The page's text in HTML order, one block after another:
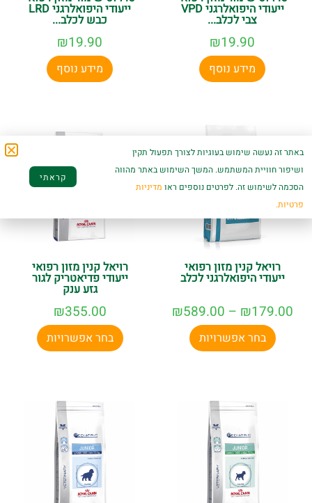
ייעודי היפואלרגני VPD
צבי לכלב...
₪19.90
מידע נוסף
ייעודי היפואלרגני LRD
כבש לכלב...
₪19.90
מידע נוסף
רויאל קנין מזון רפואי
ייעודי היפואלרגני לכלב
₪179.00
–
₪589.00
בחר אפשרויות
רויאל קנין מזון רפואי
ייעודי פדיאטריק לגור
גזע ענק
₪355.00
בחר אפשרויות
באתר זה נעשה שימוש בעוגיות לצורך תפעול תקין
ושיפור חוויית המשתמש. המשך השימוש באתר מהווה
הסכמה לשימוש זה. לפרטים נוספים ראו מדיניות
פרטיות.
קראתי